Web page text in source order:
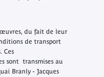
du fait de leur
de transport
Ces
sont transmises au
Branly - Jacques